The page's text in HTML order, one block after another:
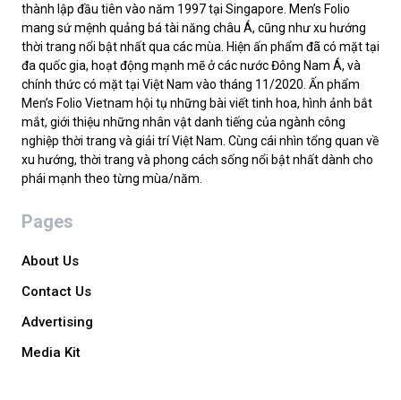
thành lập đầu tiên vào năm 1997 tại Singapore. Men’s Folio
mang sứ mệnh quảng bá tài năng châu Á, cũng như xu hướng
thời trang nổi bật nhất qua các mùa. Hiện ấn phẩm đã có mặt tại
đa quốc gia, hoạt động mạnh mẽ ở các nước Đông Nam Á, và
chính thức có mặt tại Việt Nam vào tháng 11/2020. Ấn phẩm
Men’s Folio Vietnam hội tụ những bài viết tinh hoa, hình ảnh bắt
mắt, giới thiệu những nhân vật danh tiếng của ngành công
nghiệp thời trang và giải trí Việt Nam. Cùng cái nhìn tổng quan về
xu hướng, thời trang và phong cách sống nổi bật nhất dành cho
phái mạnh theo từng mùa/năm.
Pages
About Us
Contact Us
Advertising
Media Kit